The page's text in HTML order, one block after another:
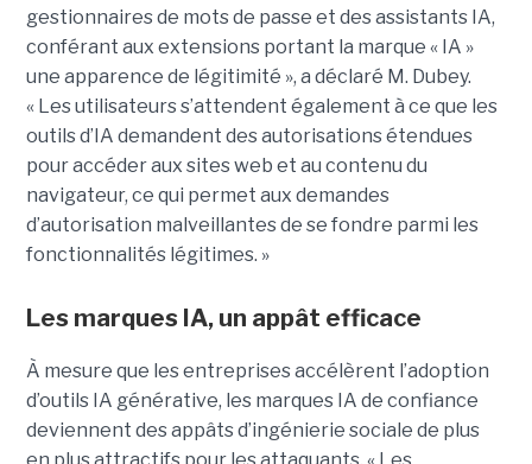
gestionnaires de mots de passe et des assistants IA,
conférant aux extensions portant la marque « IA »
une apparence de légitimité », a déclaré M. Dubey.
« Les utilisateurs s’attendent également à ce que les
outils d’IA demandent des autorisations étendues
pour accéder aux sites web et au contenu du
navigateur, ce qui permet aux demandes
d’autorisation malveillantes de se fondre parmi les
fonctionnalités légitimes. »
Les marques IA, un appât efficace
À mesure que les entreprises accélèrent l’adoption
d’outils IA générative, les marques IA de confiance
deviennent des appâts d’ingénierie sociale de plus